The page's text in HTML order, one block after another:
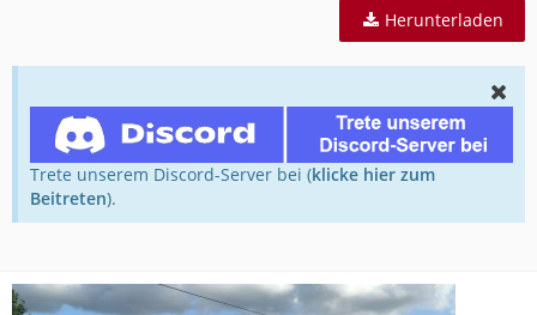
Herunterladen
Trete unserem Discord-Server bei (klicke hier zum
Beitreten).